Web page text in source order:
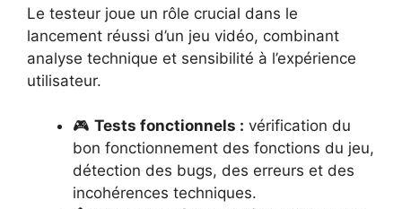
Le testeur joue un rôle crucial dans le
lancement réussi d’un jeu vidéo, combinant
analyse technique et sensibilité à l’expérience
utilisateur.
🎮 Tests fonctionnels : vérification du
bon fonctionnement des fonctions du jeu,
détection des bugs, des erreurs et des
incohérences techniques.